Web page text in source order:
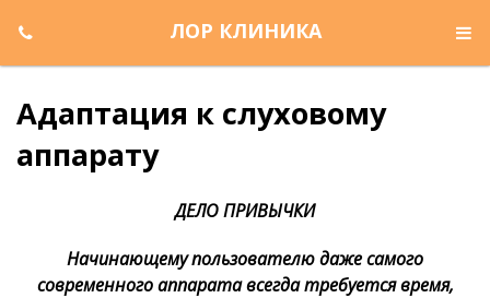
ЛОР КЛИНИКА
Адаптация к слуховому
аппарату
ДЕЛО ПРИВЫЧКИ
Начинающему пользователю даже самого
современного аппарата всегда требуется время,